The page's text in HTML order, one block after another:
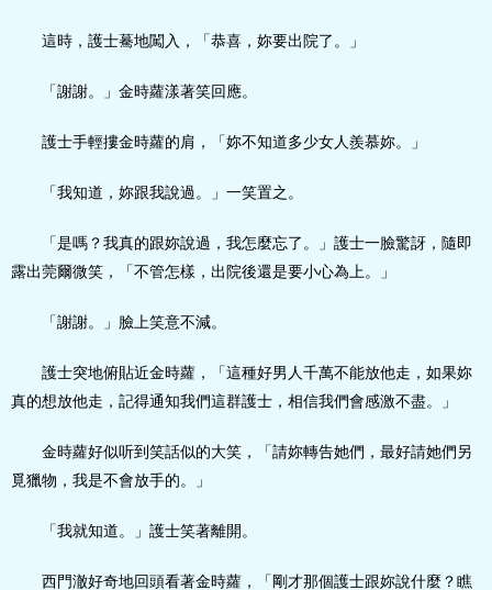
這時，護士驀地闖入，「恭喜，妳要出院了。」
「謝謝。」金時蘿漾著笑回應。
護士手輕摟金時蘿的肩，「妳不知道多少女人羨慕妳。」
「我知道，妳跟我說過。」一笑置之。
「是嗎？我真的跟妳說過，我怎麼忘了。」護士一臉驚訝，隨即
露出莞爾微笑，「不管怎樣，出院後還是要小心為上。」
「謝謝。」臉上笑意不減。
護士突地俯貼近金時蘿，「這種好男人千萬不能放他走，如果妳
真的想放他走，記得通知我們這群護士，相信我們會感激不盡。」
金時蘿好似听到笑話似的大笑，「請妳轉告她們，最好請她們另
覓獵物，我是不會放手的。」
「我就知道。」護士笑著離開。
西門澈好奇地回頭看著金時蘿，「剛才那個護士跟妳說什麼？瞧